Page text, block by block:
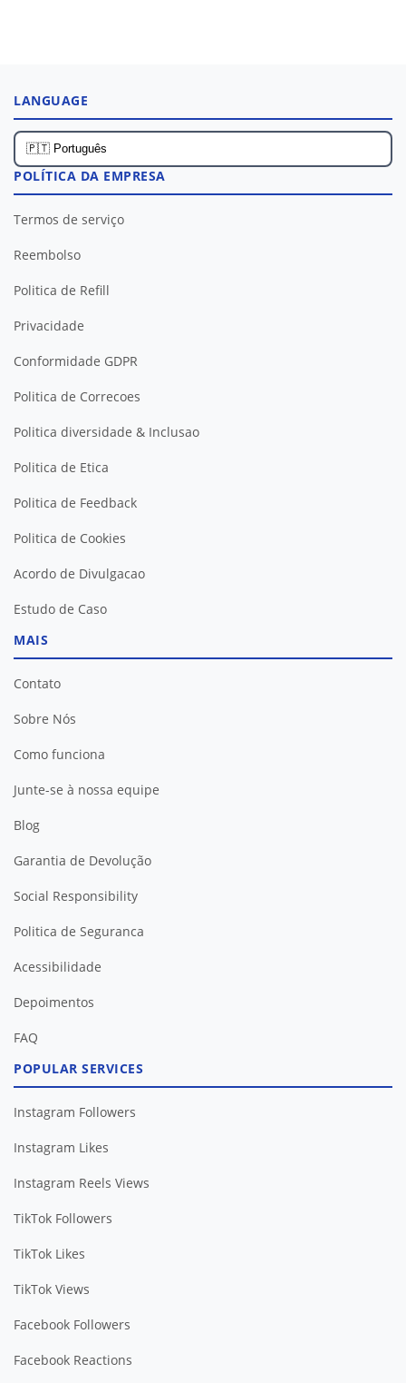
LANGUAGE
POLÍTICA DA EMPRESA
Termos de serviço
Reembolso
Politica de Refill
Privacidade
Conformidade GDPR
Politica de Correcoes
Politica diversidade & Inclusao
Politica de Etica
Politica de Feedback
Politica de Cookies
Acordo de Divulgacao
Estudo de Caso
MAIS
Contato
Sobre Nós
Como funciona
Junte-se à nossa equipe
Blog
Garantia de Devolução
Social Responsibility
Politica de Seguranca
Acessibilidade
Depoimentos
FAQ
POPULAR SERVICES
Instagram Followers
Instagram Likes
Instagram Reels Views
TikTok Followers
TikTok Likes
TikTok Views
Facebook Followers
Facebook Reactions